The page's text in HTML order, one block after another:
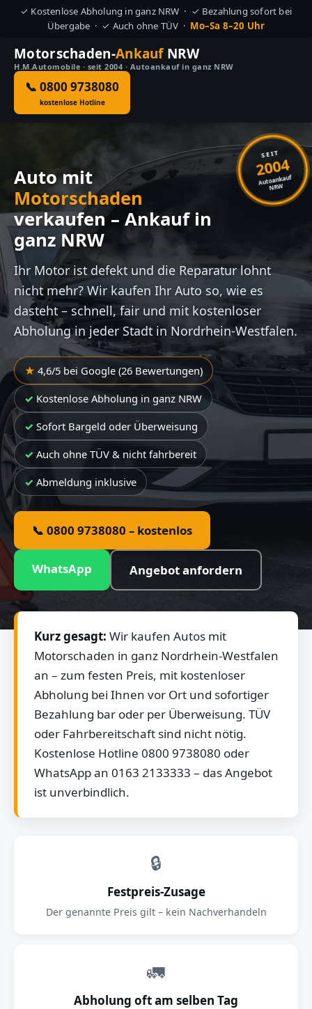
✓ Kostenlose Abholung in ganz NRW · ✓ Bezahlung sofort bei
Übergabe · ✓ Auch ohne TÜV · Mo–Sa 8–20 Uhr
Motorschaden-AnkaufNRW
H.M.Automobile · seit 2004 · Autoankauf in ganz NRW
📞 0800 9738080
kostenlose Hotline
SEIT
2004
Autoankauf
NRW
Auto mit
Motorschaden
verkaufen – Ankauf in
ganz NRW
Ihr Motor ist defekt und die Reparatur lohnt
nicht mehr? Wir kaufen Ihr Auto so, wie es
dasteht – schnell, fair und mit kostenloser
Abholung in jeder Stadt in Nordrhein-Westfalen.
4,6/5 bei Google (26 Bewertungen)
Kostenlose Abholung in ganz NRW
Sofort Bargeld oder Überweisung
Auch ohne TÜV & nicht fahrbereit
Abmeldung inklusive
📞 0800 9738080 – kostenlos
WhatsApp Angebot anfordern
Kurz gesagt: Wir kaufen Autos mit
Motorschaden in ganz Nordrhein-Westfalen
an – zum festen Preis, mit kostenloser
Abholung bei Ihnen vor Ort und sofortiger
Bezahlung bar oder per Überweisung. TÜV
oder Fahrbereitschaft sind nicht nötig.
Kostenlose Hotline 0800 9738080 oder
WhatsApp an 0163 2133333 – das Angebot
ist unverbindlich.
🔒
Festpreis-Zusage
Der genannte Preis gilt – kein Nachverhandeln
🚛
Abholung oft am selben Tag